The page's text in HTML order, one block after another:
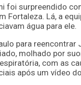
foi surpreendido
Fortaleza. Lá, a
água para ele.
para
molhado por
com as
após um vídeo